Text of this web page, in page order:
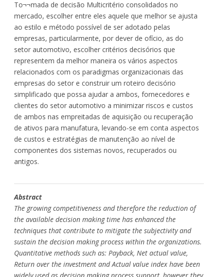
To¬¬mada de decisão Multicritério consolidados no
mercado, escolher entre eles aquele que melhor se ajusta
ao estilo e método possível de ser adotado pelas
empresas, particularmente, por dever de ofício, as do
setor automotivo, escolher critérios decisórios que
representem da melhor maneira os vários aspectos
relacionados com os paradigmas organizacionais das
empresas do setor e construir um roteiro decisório
simplificado que possa ajudar a ambos, fornecedores e
clientes do setor automotivo a minimizar riscos e custos
de ambos nas empreitadas de aquisição ou recuperação
de ativos para manufatura, levando-se em conta aspectos
de custos e estratégias de manutenção ao nível de
componentes dos sistemas novos, recuperados ou
antigos.
Abstract
The growing competitiveness and therefore the reduction of
the available decision making time has enhanced the
techniques that contribute to mitigate the subjectivity and
sustain the decision making process within the organizations.
Quantitative methods such as: Payback, Net actual value,
Return over the investment and Actual value index have been
widely used as decision making process support, however they